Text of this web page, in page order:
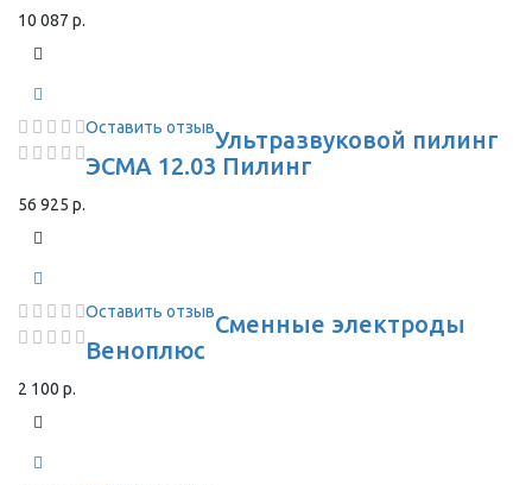
10 087 р.
Оставить отзывУльтразвуковой пилинг
ЭСМА 12.03 Пилинг
56 925 р.
Оставить отзывСменные электроды
Веноплюс
2 100 р.